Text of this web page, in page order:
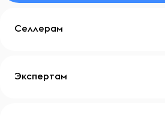
Селлерам
Экспертам